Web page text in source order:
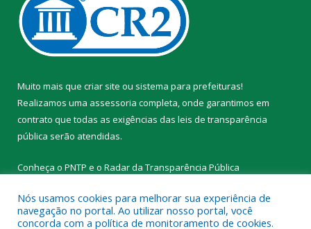
Muito mais que criar site ou sistema para prefeituras!
Realizamos uma assessoria completa, onde garantimos em
contrato que todas as exigências das leis de transparência
pública serão atendidas.
Conheça o PNTP e o Radar da Transparência Pública
Nós usamos cookies para melhorar sua experiência de
navegação no portal. Ao utilizar nosso portal, você
concorda com a política de monitoramento de cookies.